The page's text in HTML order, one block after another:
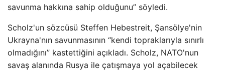
savunma hakkına sahip olduğunu” söyledi.
Scholz'un sözcüsü Steffen Hebestreit, Şansölye'nin
Ukrayna'nın savunmasının “kendi topraklarıyla sınırlı
olmadığını” kastettiğini açıkladı. Scholz, NATO'nun
savaş alanında Rusya ile çatışmaya yol açabilecek